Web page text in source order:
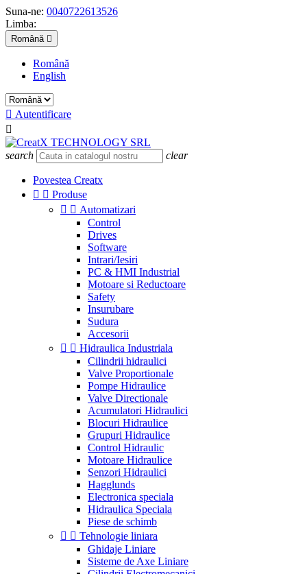
Suna-ne: 0040722613526
Limba:
Română 
Română
English
 Autentificare

search clear
Povestea Creatx
  Produse
  Automatizari
Control
Drives
Software
Intrari/Iesiri
PC & HMI Industrial
Motoare si Reductoare
Safety
Insurubare
Sudura
Accesorii
  Hidraulica Industriala
Cilindrii hidraulici
Valve Proportionale
Pompe Hidraulice
Valve Directionale
Acumulatori Hidraulici
Blocuri Hidraulice
Grupuri Hidraulice
Control Hidraulic
Motoare Hidraulice
Senzori Hidraulici
Hagglunds
Electronica speciala
Hidraulica Speciala
Piese de schimb
  Tehnologie liniara
Ghidaje Liniare
Sisteme de Axe Liniare